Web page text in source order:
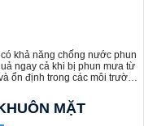
khả năng chống nước phun
ngay cả khi bị phun mưa từ
ổn định trong các môi trường
MẶT